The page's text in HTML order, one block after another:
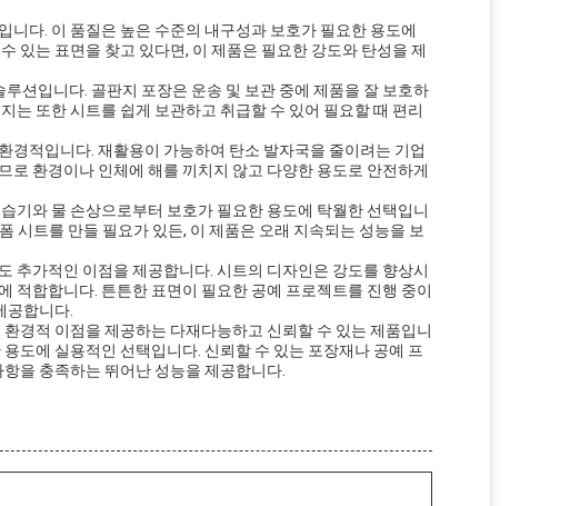
다. 이 품질은 높은 수준의 내구성과 보호가 필요한 용도에
있는 표면을 찾고 있다면, 이 제품은 필요한 강도와 탄성을 제
션입니다. 골판지 포장은 운송 및 보관 중에 제품을 잘 보호하
는 또한 시트를 쉽게 보관하고 취급할 수 있어 필요할 때 편리
경적입니다. 재활용이 가능하여 탄소 발자국을 줄이려는 기업
환경이나 인체에 해를 끼치지 않고 다양한 용도로 안전하게
기와 물 손상으로부터 보호가 필요한 용도에 탁월한 선택입니
시트를 만들 필요가 있든, 이 제품은 오래 지속되는 성능을 보
추가적인 이점을 제공합니다. 시트의 디자인은 강도를 향상시
적합합니다. 튼튼한 표면이 필요한 공예 프로젝트를 진행 중이
공합니다.
경적 이점을 제공하는 다재다능하고 신뢰할 수 있는 제품입니
도에 실용적인 선택입니다. 신뢰할 수 있는 포장재나 공예 프
을 충족하는 뛰어난 성능을 제공합니다.